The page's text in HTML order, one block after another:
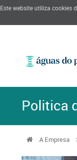
Este website utiliza cookies
Politica
A Empresa